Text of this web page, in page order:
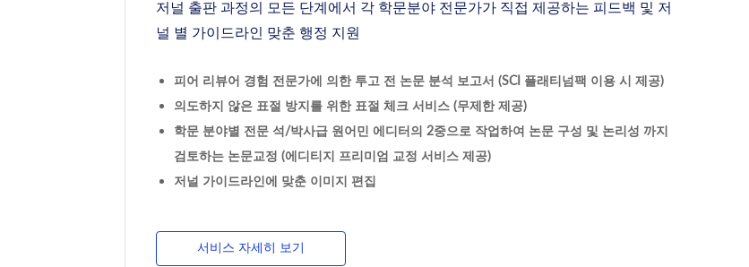
저널 출판 과정의 모든 단계에서 각 학문분야 전문가가 직접 제공하는 피드백 및 저
널 별 가이드라인 맞춘 행정 지원
피어 리뷰어 경험 전문가에 의한 투고 전 논문 분석 보고서 (SCI 플래티넘팩 이용 시 제공)
의도하지 않은 표절 방지를 위한 표절 체크 서비스 (무제한 제공)
학문 분야별 전문 석/박사급 원어민 에디터의 2중으로 작업하여 논문 구성 및 논리성 까지
검토하는 논문교정 (에디티지 프리미엄 교정 서비스 제공)
저널 가이드라인에 맞춘 이미지 편집
서비스 자세히 보기